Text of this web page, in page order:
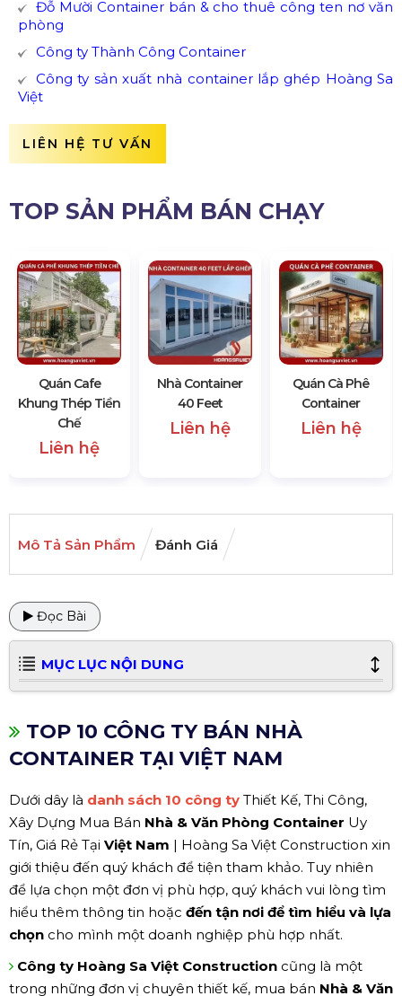
Đỗ Mười Container bán & cho thuê công ten nơ văn
phòng
Công ty Thành Công Container
Công ty sản xuất nhà container lắp ghép Hoàng Sa
Việt
LIÊN HỆ TƯ VẤN
TOP SẢN PHẨM BÁN CHẠY
Quán Cafe
Khung Thép Tiền
Chế
Liên hệ
Nhà Container
40 Feet
Liên hệ
Quán Cà Phê
Container
Liên hệ
Mô Tả Sản Phẩm Đánh Giá
Đọc Bài
MỤC LỤC NỘI DUNG
TOP 10 CÔNG TY BÁN NHÀ
CONTAINER TẠI VIỆT NAM
Dưới dây là danh sách 10 công ty Thiết Kế, Thi Công,
Xây Dựng Mua Bán Nhà & Văn Phòng Container Uy
Tín, Giá Rẻ Tại Việt Nam | Hoàng Sa Việt Construction xin
giới thiệu đến quý khách để tiện tham khảo. Tuy nhiên
để lựa chọn một đơn vị phù hợp, quý khách vui lòng tìm
hiểu thêm thông tin hoặc đến tận nơi để tìm hiểu và lựa
chọn cho mình một doanh nghiệp phù hợp nhất.
Công ty Hoàng Sa Việt Construction cũng là một
trong những đơn vị chuyên thiết kế, mua bán Nhà & Văn